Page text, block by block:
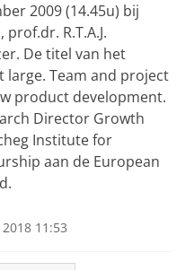
2009 (14.45u) bij
R.T.A.J.
De titel van het
Team and project
product development.
Director Growth
Institute for
aan de European
11:53